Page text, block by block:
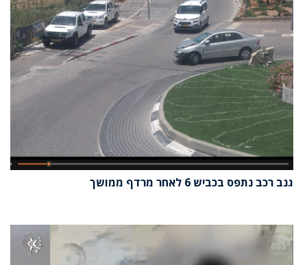
גנב רכב נתפס בכביש 6 לאחר מרדף ממושך